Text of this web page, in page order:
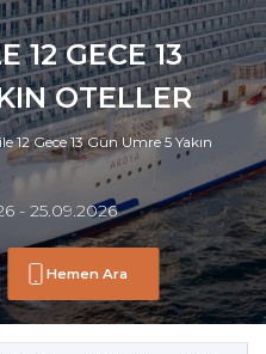
12 GECE 13
OTELLER
12 Gece 13 Gün Umre 5 Yakın
- 25.09.2026
Hemen Ara